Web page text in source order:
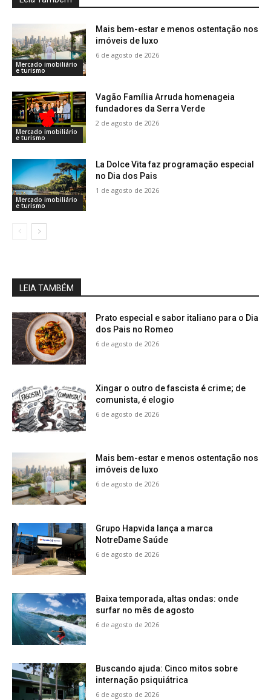
Mercado imobiliário
e turismo
Mais bem-estar e menos ostentação nos
imóveis de luxo
6 de agosto de 2026
Mercado imobiliário
e turismo
Vagão Família Arruda homenageia
fundadores da Serra Verde
2 de agosto de 2026
Mercado imobiliário
e turismo
La Dolce Vita faz programação especial
no Dia dos Pais
1 de agosto de 2026
LEIA TAMBÉM
Prato especial e sabor italiano para o Dia
dos Pais no Romeo
6 de agosto de 2026
Xingar o outro de fascista é crime; de
comunista, é elogio
6 de agosto de 2026
Mais bem-estar e menos ostentação nos
imóveis de luxo
6 de agosto de 2026
Grupo Hapvida lança a marca
NotreDame Saúde
6 de agosto de 2026
Baixa temporada, altas ondas: onde
surfar no mês de agosto
6 de agosto de 2026
Buscando ajuda: Cinco mitos sobre
internação psiquiátrica
6 de agosto de 2026